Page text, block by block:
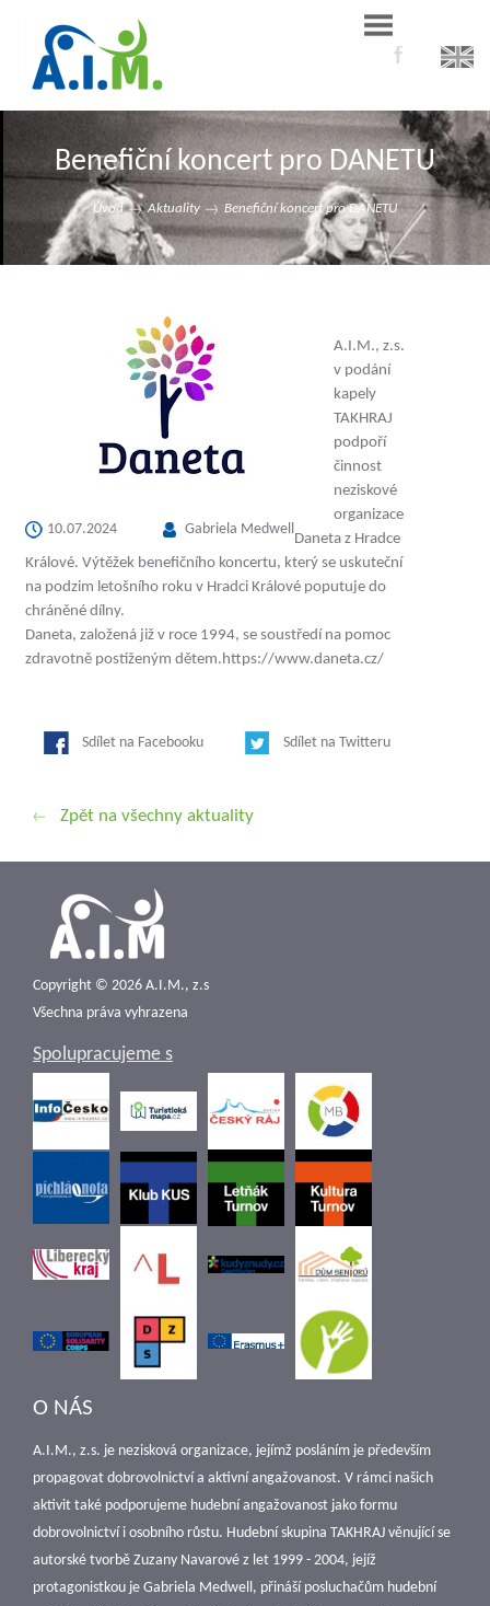
Benefiční koncert pro DANETU
Úvod Aktuality Benefiční koncert pro DANETU
10.07.2024 Gabriela Medwell
A.I.M., z.s.
v podání
kapely
TAKHRAJ
podpoří
činnost
neziskové
organizace
Daneta z Hradce
Králové. Výtěžek benefičního koncertu, který se uskuteční
na podzim letošního roku v Hradci Králové poputuje do
chráněné dílny.
Daneta, založená již v roce 1994, se soustředí na pomoc
zdravotně postiženým dětem.https://www.daneta.cz/
Sdílet na Facebooku Sdílet na Twitteru
Zpět na všechny aktuality
Copyright © 2026 A.I.M., z.s
Všechna práva vyhrazena
Spolupracujeme s
O NÁS
A.I.M., z.s. je nezisková organizace, jejímž posláním je především
propagovat dobrovolnictví a aktivní angažovanost. V rámci našich
aktivit také podporujeme hudební angažovanost jako formu
dobrovolnictví i osobního růstu. Hudební skupina TAKHRAJ věnující se
autorské tvorbě Zuzany Navarové z let 1999 - 2004, jejíž
protagonistkou je Gabriela Medwell, přináší posluchačům hudební